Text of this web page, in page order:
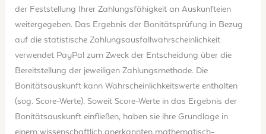
der Feststellung Ihrer Zahlungsfähigkeit an Auskunfteien
weitergegeben. Das Ergebnis der Bonitätsprüfung in Bezug
auf die statistische Zahlungsausfallwahrscheinlichkeit
verwendet PayPal zum Zweck der Entscheidung über die
Bereitstellung der jeweiligen Zahlungsmethode. Die
Bonitätsauskunft kann Wahrscheinlichkeitswerte enthalten
(sog. Score-Werte). Soweit Score-Werte in das Ergebnis der
Bonitätsauskunft einfließen, haben sie ihre Grundlage in